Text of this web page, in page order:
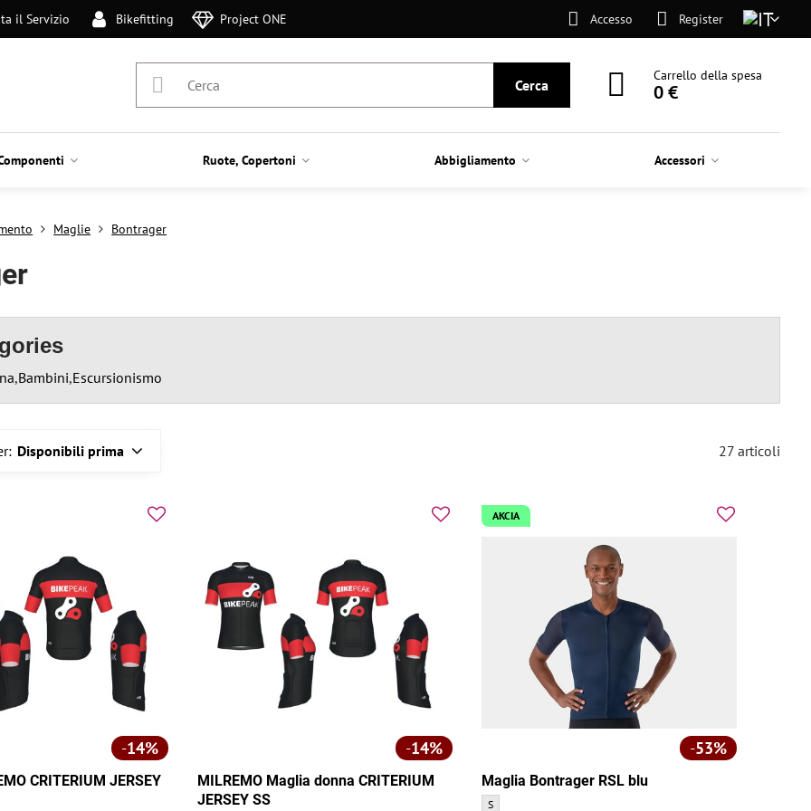
il Servizio Bikefitting Project ONE Accesso Register
Cerca
Carrello della spesa
0 €
Ruote, Copertoni Abbigliamento Accessori
Maglie Bontrager
Bambini Escursionismo
Disponibili prima 27 articoli
14%
CRITERIUM JERSEY
14%
MILREMO Maglia donna CRITERIUM
JERSEY SS
53%
AKCIA
Maglia Bontrager RSL blu
Maglia Bontrager RSL blu - Dimensione:
S